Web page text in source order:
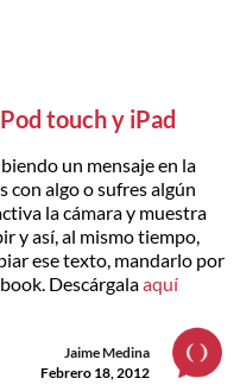
touch y iPad
un mensaje en la
con algo o sufres algún
la cámara y muestra
y así, al mismo tiempo,
ese texto, mandarlo por
Descárgalaaquí
Jaime Medina
Febrero 18, 2012